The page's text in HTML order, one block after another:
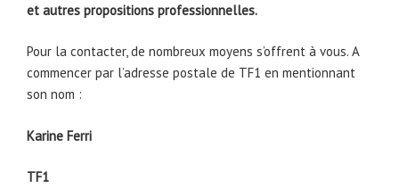
et autres propositions professionnelles.
Pour la contacter, de nombreux moyens s’offrent à vous. A
commencer par l’adresse postale de TF1 en mentionnant
son nom :
Karine Ferri
TF1